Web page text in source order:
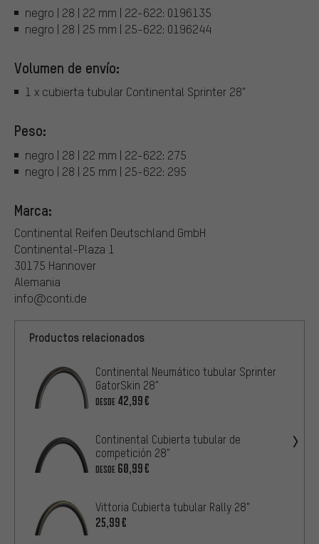
negro | 28 | 22 mm | 22-622: 0196135
negro | 28 | 25 mm | 25-622: 0196244
Volumen de envío:
1 x cubierta tubular Continental Sprinter 28"
Peso:
negro | 28 | 22 mm | 22-622: 275
negro | 28 | 25 mm | 25-622: 295
Marca:
Continental Reifen Deutschland GmbH
Continental-Plaza 1
30175 Hannover
Alemania
info@conti.de
Productos relacionados
Continental Neumático tubular Sprinter
GatorSkin 28"
DESDE 42,99€
Continental Cubierta tubular de
competición 28"
DESDE 60,99€
Vittoria Cubierta tubular Rally 28"
25,99€